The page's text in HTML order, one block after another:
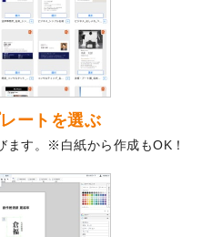
ました。
のデザインテンプレート
た。
始まりのカレンダーデザイン
を公開いたしました。
！
カードのデザインテンプレー
した。
インテンプレート
ートを選ぶ
ます。※白紙から作成もOK！